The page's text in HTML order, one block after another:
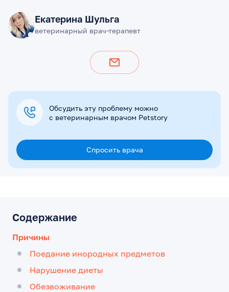
Екатерина Шульга
ветеринарный врач-терапевт
Обсудить эту проблему можно
с ветеринарным врачом Petstory
Спросить врача
Содержание
Причины
Поедание инородных предметов
Нарушение диеты
Обезвоживание